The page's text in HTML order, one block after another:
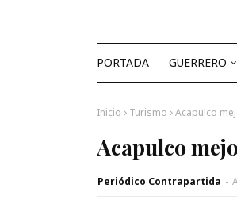
PORTADA GUERRERO
Inicio Turismo Acapulco
Acapulco
Periódico Contrapartida -